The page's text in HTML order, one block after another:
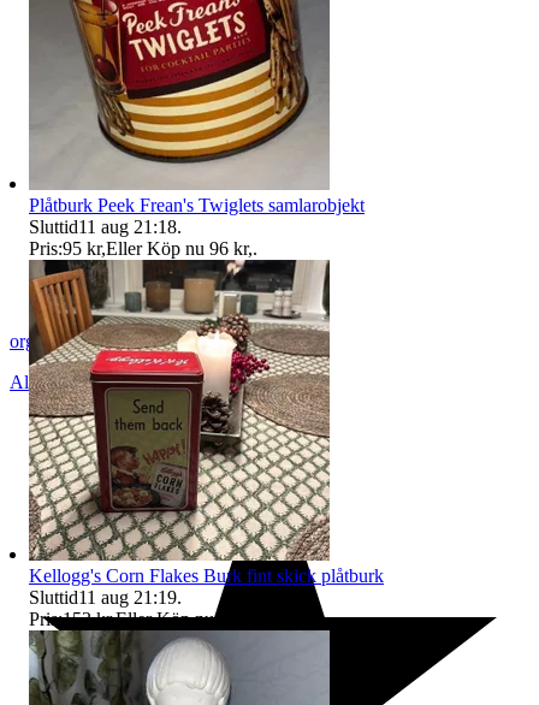
orginalplus
Alingsås,Sverige
Plåtburk Peek Frean's Twiglets samlarobjekt
Sluttid11 aug 21:18.
Pris:95 kr,Eller Köp nu 96 kr,.
Kellogg's Corn Flakes Burk fint skick plåtburk
Sluttid11 aug 21:19.
Pris:153 kr,Eller Köp nu